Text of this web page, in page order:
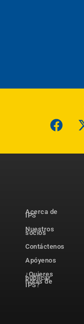
Acerca de
IPS
Nuestros
socios
Contáctenos
Apóyenos
¿Quieres
publicar
notas de
IPS?